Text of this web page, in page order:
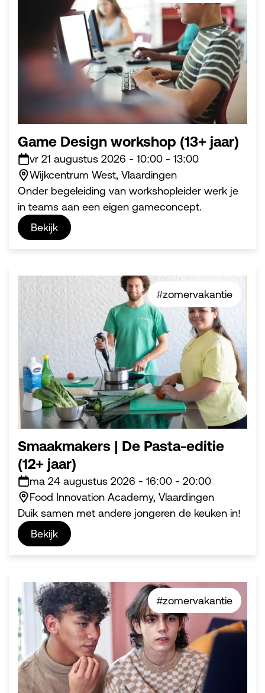
Game Design workshop (13+ jaar)
vr 21 augustus 2026 - 10:00 - 13:00
Wijkcentrum West, Vlaardingen
Onder begeleiding van workshopleider werk je
in teams aan een eigen gameconcept.
Bekijk
Smaakmakers | De Pasta-editie
(12+ jaar)
ma 24 augustus 2026 - 16:00 - 20:00
Food Innovation Academy, Vlaardingen
Duik samen met andere jongeren de keuken in!
Bekijk
#zomervakantie
#zomervakantie